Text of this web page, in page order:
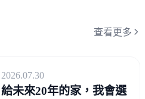
查看更多
2026.07.30
給未來20年的家，我會選